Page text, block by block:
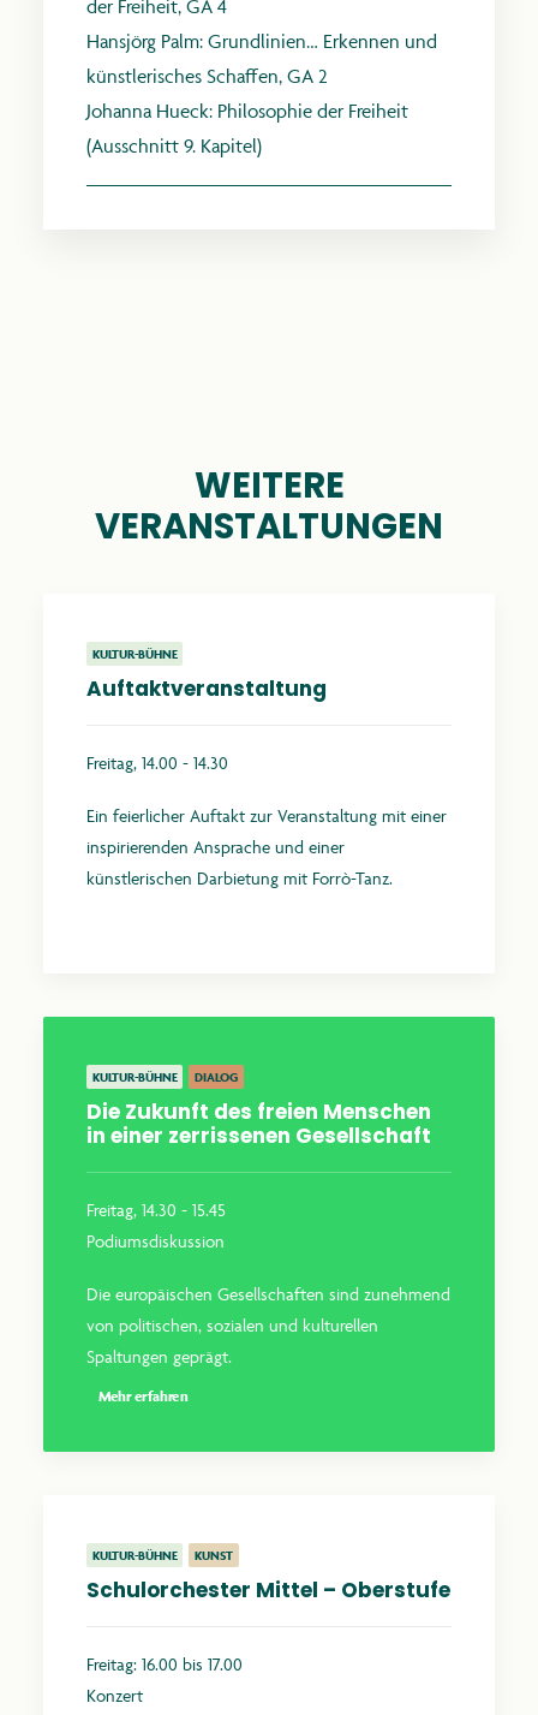
der Freiheit, GA 4
Hansjörg Palm: Grundlinien… Erkennen und
künstlerisches Schaffen, GA 2
Johanna Hueck: Philosophie der Freiheit
(Ausschnitt 9. Kapitel)
WEITERE
VERANSTALTUNGEN
KULTUR-BÜHNE
Auftaktveranstaltung
Freitag, 14.00 - 14.30
Ein feierlicher Auftakt zur Veranstaltung mit einer
inspirierenden Ansprache und einer
künstlerischen Darbietung mit Forrò-Tanz.
KULTUR-BÜHNE DIALOG
Die Zukunft des freien Menschen
in einer zerrissenen Gesellschaft
Freitag, 14.30 - 15.45
Podiumsdiskussion
Die europäischen Gesellschaften sind zunehmend
von politischen, sozialen und kulturellen
Spaltungen geprägt.
Mehr erfahren
KULTUR-BÜHNE KUNST
Schulorchester Mittel – Oberstufe
Freitag: 16.00 bis 17.00
Konzert